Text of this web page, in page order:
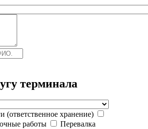
терминала
(ответственное хранение)
работы
Перевалка